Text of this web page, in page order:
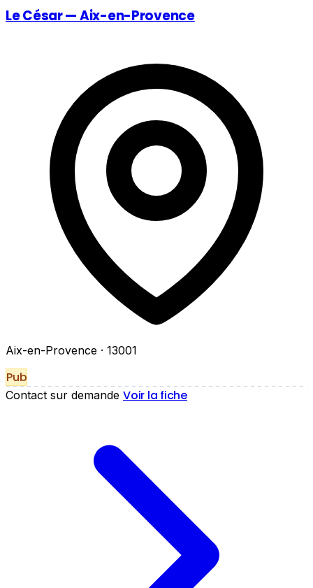
Le César — Aix-en-Provence
Aix-en-Provence · 13001
Pub
Contact sur demande Voir la fiche